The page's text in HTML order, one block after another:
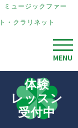
ミュージックファー
・クラリネット
MENU
体験
レッスン
受付中